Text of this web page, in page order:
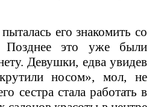
его знакомить со
Позднее это уже были
Девушки, едва увидев
носом», мол, не
сестра стала работать в